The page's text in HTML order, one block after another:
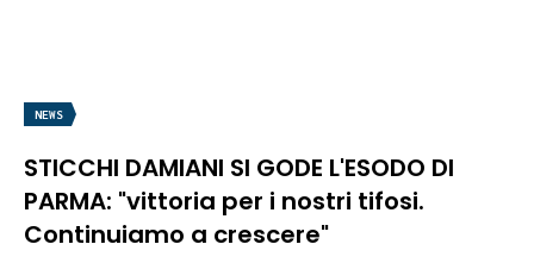
NEWS
STICCHI DAMIANI SI GODE L'ESODO DI
PARMA: "vittoria per i nostri tifosi.
Continuiamo a crescere"